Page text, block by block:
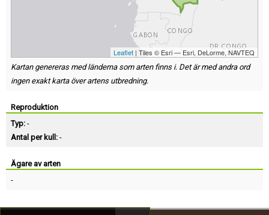
Leaflet | Tiles © Esri — Esri, DeLorme, NAVTEQ
Kartan genereras med länderna som arten finns i. Det är med andra ord
ingen exakt karta över artens utbredning.
Reproduktion
Typ: -
Antal per kull: -
Ägare av arten
-